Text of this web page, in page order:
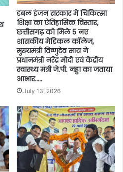
डबल इंजन सरकार में चिकित्सा
शिक्षा का ऐतिहासिक विस्तार,
छत्तीसगढ़ को मिले 5 नए
शासकीय मेडिकल कॉलेज,
मुख्यमंत्री विष्णुदेव साय ने
प्रधानमंत्री नरेंद्र मोदी एवं केंद्रीय
स्वास्थ्य मंत्री जे.पी. नड्डा का जताया
आभार…..
July 13, 2026